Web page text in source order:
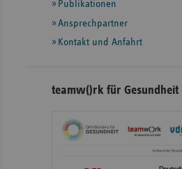
Publikationen
Ansprechpartner
Kontakt und Anfahrt
teamw()rk für Gesundheit